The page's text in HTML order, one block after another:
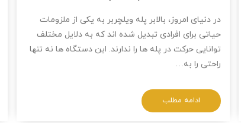
در دنیای امروز، بالابر پله ویلچربر به یکی از ملزومات
حیاتی برای افرادی تبدیل شده‌ اند که به دلایل مختلف
توانایی حرکت در پله‌ ها را ندارند. این دستگاه‌ ها نه ‌تنها
راحتی را به…
ادامه مطلب